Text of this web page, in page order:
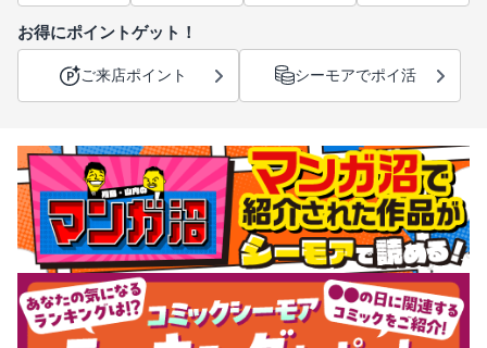
お得にポイントゲット！
ご来店ポイント シーモアでポイ活